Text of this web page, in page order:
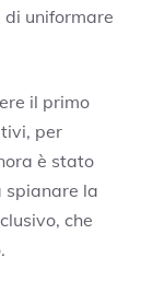
uniformare
il primo
per
è stato
spianare la
che